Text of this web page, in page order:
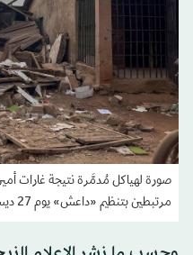
صورة لهياكل مُدمَّرة نتيجة غارات
مرتبطين بتنظيم «داعش» يوم 27 ديسمبر 2025 بنيجيريا (أ.ف.ب)